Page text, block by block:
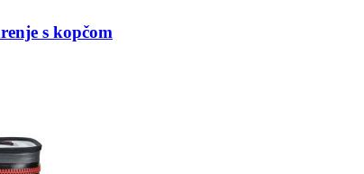
s kopčom